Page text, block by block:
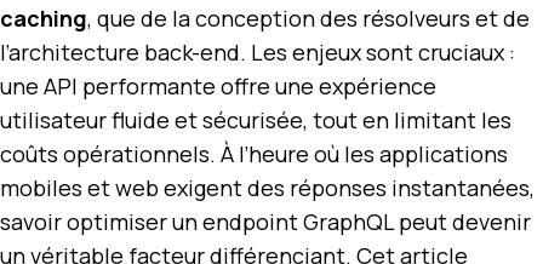
caching, que de la conception des résolveurs et de
l’architecture back-end. Les enjeux sont cruciaux :
une API performante offre une expérience
utilisateur fluide et sécurisée, tout en limitant les
coûts opérationnels. À l’heure où les applications
mobiles et web exigent des réponses instantanées,
savoir optimiser un endpoint GraphQL peut devenir
un véritable facteur différenciant. Cet article